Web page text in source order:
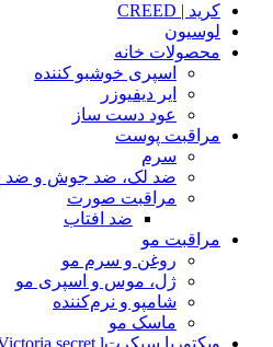
کرید | CREED
لوسیون
محصولات خانه
اسپری خوشبو کننده
ایر دیفیوزر
عود دست ساز
مراقبت پوست
سرم
ضد لک، ضد جوش و ضد
مراقبت صورت
ضد افتاب
مراقبت مو
روغن و سرم مو
ژل، موس و اسپری مو
شامپو و نرم‌کننده
ماسک مو
ویکتوریا سیکرتVictoria secret l